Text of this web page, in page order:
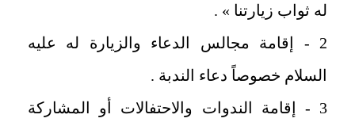
له ثواب زيارتنا » .
2 - إقامة مجالس الدعاء والزيارة له عليه
السلام خصوصاً دعاء الندبة .
3 - إقامة الندوات والاحتفالات أو المشاركة